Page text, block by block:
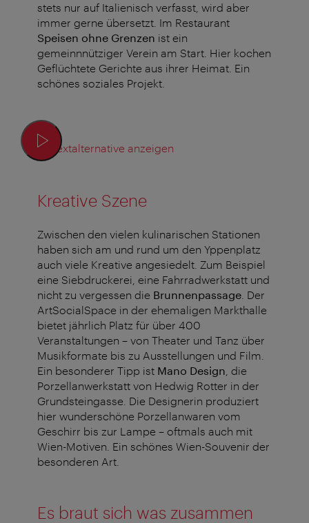
stets nur auf Italienisch verfasst, wird aber
immer gerne übersetzt. Im Restaurant
Speisen ohne Grenzen ist ein
gemeinnnütziger Verein am Start. Hier kochen
Geflüchtete Gerichte aus ihrer Heimat. Ein
schönes soziales Projekt.
Textalternative anzeigen
Kreative Szene
Zwischen den vielen kulinarischen Stationen
haben sich am und rund um den Yppenplatz
auch viele Kreative angesiedelt. Zum Beispiel
eine Siebdruckerei, eine Fahrradwerkstatt und
nicht zu vergessen die Brunnenpassage . Der
ArtSocialSpace in der ehemaligen Markthalle
bietet jährlich Platz für über 400
Veranstaltungen – von Theater und Tanz über
Musikformate bis zu Ausstellungen und Film.
Ein besonderer Tipp ist Mano Design , die
Porzellanwerkstatt von Hedwig Rotter in der
Grundsteingasse. Die Designerin produziert
hier wunderschöne Porzellanwaren vom
Geschirr bis zur Lampe – oftmals auch mit
Wien-Motiven. Ein schönes Wien-Souvenir der
besonderen Art.
Es braut sich was zusammen